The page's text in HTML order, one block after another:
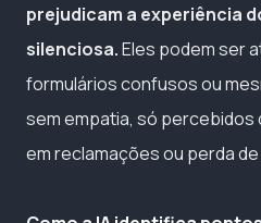
prejudicam a experiência
silenciosa.Eles podem ser
formulários confusos ou
sem empatia, só percebidos
em reclamações ou perda